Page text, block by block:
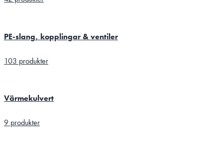
PE-slang, kopplingar & ventiler
103 produkter
Värmekulvert
9 produkter